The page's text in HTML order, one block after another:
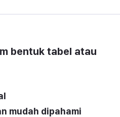
bentuk tabel atau
mudah dipahami